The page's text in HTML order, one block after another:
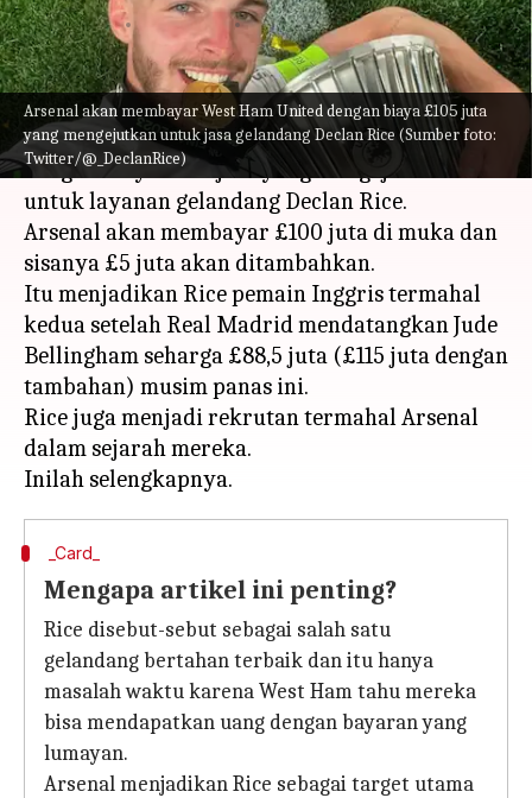
Arsenal akan membayar West Ham United dengan biaya £105 juta
yang mengejutkan untuk jasa gelandang Declan Rice (Sumber foto:
Twitter/@_DeclanRice)
menulis Bob Jun 30, 2023 12:53 pm
Apa ceritanya
Arsenal akan membayar West Ham United
dengan biaya £105 juta yang mengejutkan
untuk layanan gelandang Declan Rice.
Arsenal akan membayar £100 juta di muka dan
sisanya £5 juta akan ditambahkan.
Itu menjadikan Rice pemain Inggris termahal
kedua setelah Real Madrid mendatangkan Jude
Bellingham seharga £88,5 juta (£115 juta dengan
tambahan) musim panas ini.
Rice juga menjadi rekrutan termahal Arsenal
dalam sejarah mereka.
_Card_
Mengapa artikel ini penting?
Rice disebut-sebut sebagai salah satu
gelandang bertahan terbaik dan itu hanya
masalah waktu karena West Ham tahu mereka
bisa mendapatkan uang dengan bayaran yang
lumayan.
Arsenal menjadikan Rice sebagai target utama